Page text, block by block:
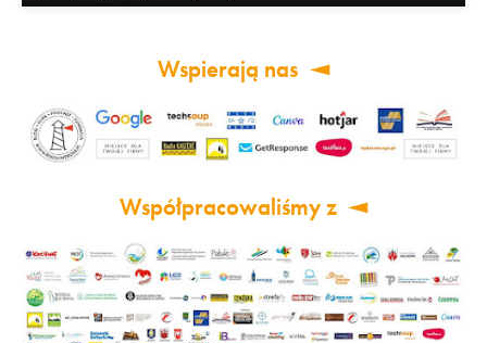
Wspierają nas
Współpracowaliśmy z